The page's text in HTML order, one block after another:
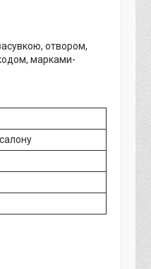
отвором,
марками-